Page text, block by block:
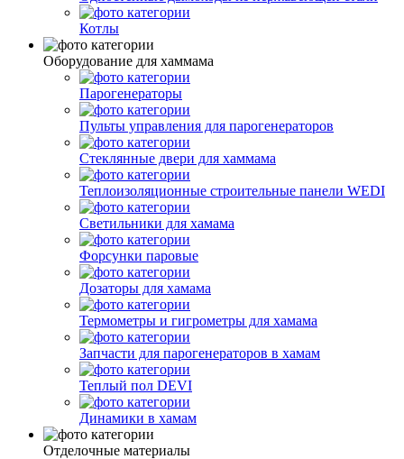
Котлы
Оборудование для хаммама
Парогенераторы
Пульты управления для парогенераторов
Стеклянные двери для хаммама
Теплоизоляционные строительные панели WEDI
Светильники для хамама
Форсунки паровые
Дозаторы для хамама
Термометры и гигрометры для хамама
Запчасти для парогенераторов в хамам
Теплый пол DEVI
Динамики в хамам
Отделочные материалы